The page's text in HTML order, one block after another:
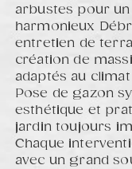
arbustes pour
harmonieux
entretien de
création de
adaptés au
Pose de gazon
esthétique et
jardin toujours
Chaque
avec un grand